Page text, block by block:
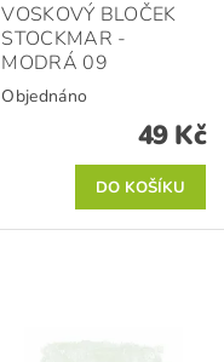
VOSKOVÝ BLOČEK
STOCKMAR -
MODRÁ 09
Objednáno
49 Kč